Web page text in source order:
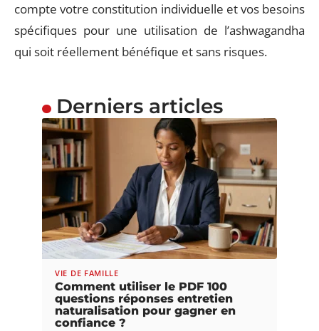
compte votre constitution individuelle et vos besoins
spécifiques pour une utilisation de l’ashwagandha
qui soit réellement bénéfique et sans risques.
Derniers articles
VIE DE FAMILLE
Comment utiliser le PDF 100
questions réponses entretien
naturalisation pour gagner en
confiance ?